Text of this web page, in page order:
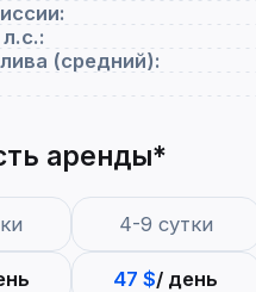
(средний):
аренды*
4-9 сутки
47 $/ день